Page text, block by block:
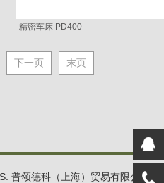
精密车床 PD400
下一页 末页
普颂德科（上海）贸易有限公司 版